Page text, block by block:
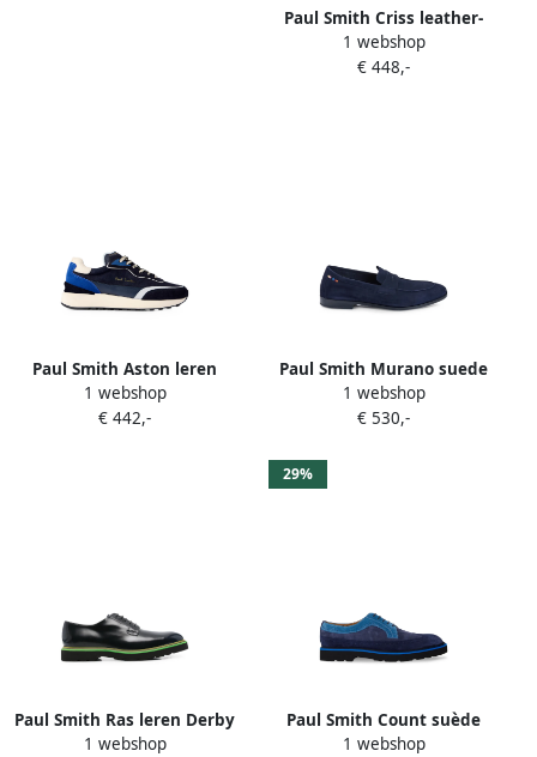
Paul Smith Criss leather-
trim sneakers Blauw
1 webshop
€ 448,-
Paul Smith Aston leren
sneakers Blauw
1 webshop
€ 442,-
Paul Smith Murano suede
penny-slot loafers Blauw
1 webshop
€ 530,-
Paul Smith Ras leren Derby
schoenen Blauw
1 webshop
29%
Paul Smith Count suède
brogues Blauw
1 webshop